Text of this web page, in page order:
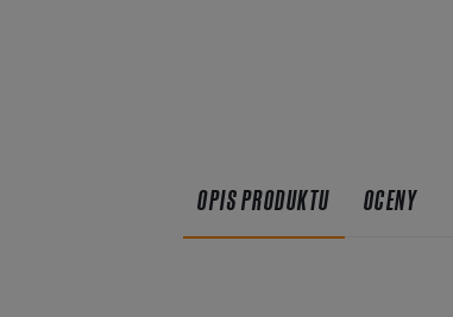
OPIS PRODUKTU OCENY